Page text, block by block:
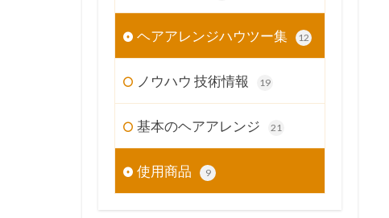
ヘアアレンジハウツー集 12
ノウハウ 技術情報 19
基本のヘアアレンジ 21
使用商品 9